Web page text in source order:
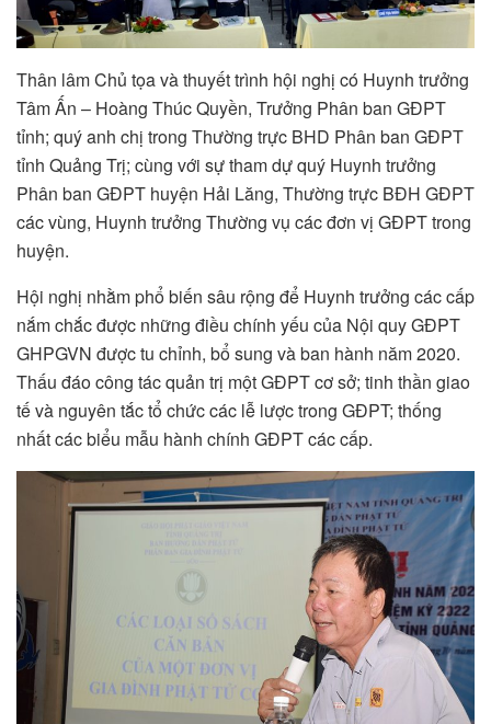
Thân lâm Chủ tọa và thuyết trình hội nghị có Huynh trưởng
Tâm Ấn – Hoàng Thúc Quyền, Trưởng Phân ban GĐPT
tỉnh; quý anh chị trong Thường trực BHD Phân ban GĐPT
tỉnh Quảng Trị; cùng với sự tham dự quý Huynh trưởng
Phân ban GĐPT huyện Hải Lăng, Thường trực BĐH GĐPT
các vùng, Huynh trưởng Thường vụ các đơn vị GĐPT trong
huyện.
Hội nghị nhằm phổ biến sâu rộng để Huynh trưởng các cấp
nắm chắc được những điều chính yếu của Nội quy GĐPT
GHPGVN được tu chỉnh, bổ sung và ban hành năm 2020.
Thấu đáo công tác quản trị một GĐPT cơ sở; tinh thần giao
tế và nguyên tắc tổ chức các lễ lược trong GĐPT; thống
nhất các biểu mẫu hành chính GĐPT các cấp.